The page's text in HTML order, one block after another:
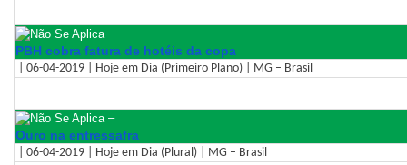
–
PBH cobra fatura de hotéis da copa
| 06-04-2019 | Hoje em Dia (Primeiro Plano) | MG – Brasil
–
Ouro na entressafra
| 06-04-2019 | Hoje em Dia (Plural) | MG – Brasil